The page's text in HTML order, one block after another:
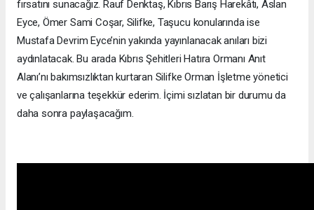
fırsatını sunacağız. Rauf Denktaş, Kıbrıs Barış Harekâtı, Aslan
Eyce, Ömer Sami Coşar, Silifke, Taşucu konularında ise
Mustafa Devrim Eyce’nin yakında yayınlanacak anıları bizi
aydınlatacak. Bu arada Kıbrıs Şehitleri Hatıra Ormanı Anıt
Alanı’nı bakımsızlıktan kurtaran Silifke Orman İşletme yönetici
ve çalışanlarına teşekkür ederim. İçimi sızlatan bir durumu da
daha sonra paylaşacağım.